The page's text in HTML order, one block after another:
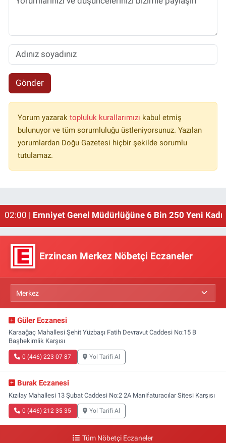
Gönder
Yorum yazarak topluluk kurallarımızı kabul etmiş
bulunuyor ve tüm sorumluluğu üstleniyorsunuz. Yazılan
yorumlardan Doğu Gazetesi hiçbir şekilde sorumlu
tutulamaz.
01:00 | Erzincan'ın Meşhur Buğday Meydanı Yıkılacak!
Erzincan Merkez Nöbetçi Eczaneler
Güler Eczanesi
Karaağaç Mahallesi Şehit Yüzbaşı Fatih Devravut Caddesi No:15 B
Başhekimlik Karşısı
0 (446) 223 07 87 Yol Tarifi Al
Burak Eczanesi
Kızılay Mahallesi 13 Şubat Caddesi No:2 2A Manifaturacılar Sitesi Karşısı
0 (446) 212 35 35 Yol Tarifi Al
Tüm Nöbetçi Eczaneler